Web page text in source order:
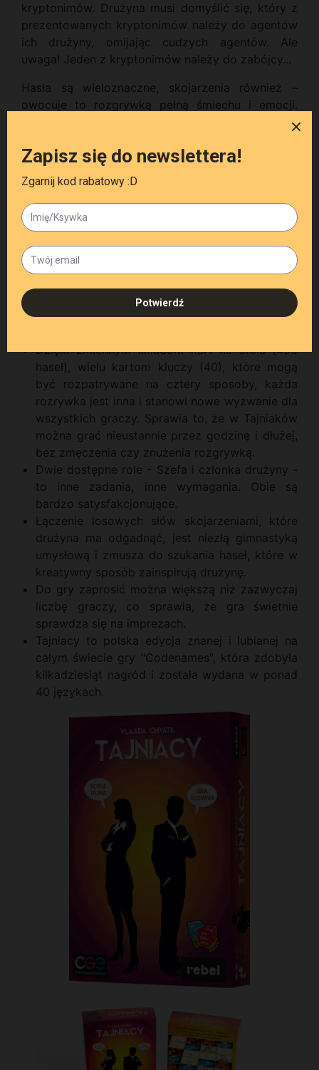
kryptonimów. Drużyna musi domyślić się, który z
prezentowanych kryptonimów należy do agentów
ich drużyny, omijając cudzych agentów. Ale
uwaga! Jeden z kryptonimów należy do zabójcy...
Hasła są wieloznaczne, skojarzenia również –
owocuje to rozgrywką pełną śmiechu i emocji.
Szefowie Wywiadów mogą co prawda
tylko jednego skojarzenia na turę, ale drużyna
może dyskutować do woli, wspólnie decydując,
które hasła pokaże swojemu Szefowi. Szef
Wywiadu nie może się niczym zdradzić i przez
cały czas musi zachować kamienną twarz, co nie
prawidłowych domysłach, drużyna zaczyna
zbaczać na niebezpieczne wody...
Nie bez powodu Tajniacy podbili serca graczy na
całym świecie!
Dzięki zmiennym układom kart na stole (400
haseł), wielu kartom kluczy (40), które mogą
być rozpatrywane na cztery sposoby, każda
rozrywka jest inna i stanowi nowe wyzwanie dla
wszystkich graczy. Sprawia to, że w Tajniaków
można grać nieustannie przez godzinę i dłużej,
bez zmęczenia czy znużenia rozgrywką.
Dwie dostępne role - Szefa i członka drużyny -
to inne zadania, inne wymagania. Obie są
bardzo satysfakcjonujące.
Łączenie losowych słów skojarzeniami, które
drużyna ma odgadnąć, jest niezłą gimnastyką
umysłową i zmusza do szukania haseł, które w
kreatywny sposób zainspirują drużynę.
Do gry zaprosić można większą niż zazwyczaj
liczbę graczy, co sprawia, że gra świetnie
sprawdza się na imprezach.
Tajniacy to polska edycja znanej i lubianej na
całym świecie gry "Codenames", która zdobyła
kilkadziesiąt nagród i została wydana w ponad
40 językach.